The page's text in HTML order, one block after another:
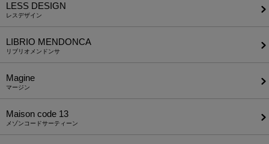
LESS DESIGN
レスデザイン
LIBRIO MENDONCA
リブリオメンドンサ
Magine
マージン
Maison code 13
メゾンコードサーティーン